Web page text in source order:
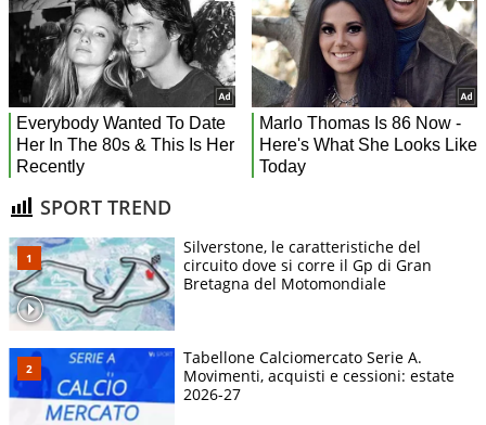
SPORT TREND
Silverstone, le caratteristiche del
circuito dove si corre il Gp di Gran
Bretagna del Motomondiale
Tabellone Calciomercato Serie A.
Movimenti, acquisti e cessioni: estate
2026-27